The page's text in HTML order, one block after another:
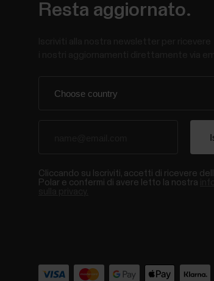
Resta aggiornato.
Cliccando su Iscriviti, accetti di ricevere
Polar e confermi di avere letto la nostra